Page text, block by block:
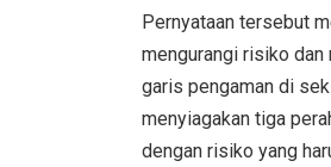
Pernyataan tersebut
mengurangi risiko
garis pengaman di
menyiagakan tiga
dengan risiko yang